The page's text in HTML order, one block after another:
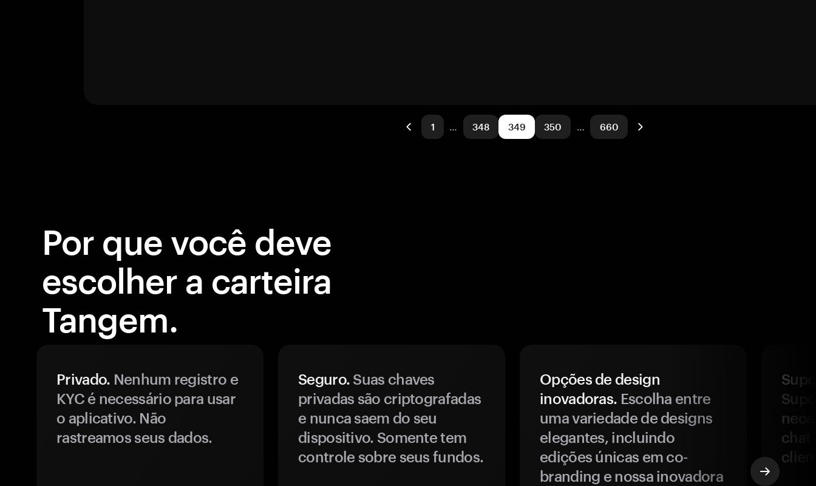
1 … 348 349 350 … 660
Por que você deve
escolher a carteira
Tangem.
Privado. Nenhum registro e
KYC é necessário para usar
o aplicativo. Não
rastreamos seus dados.
Seguro. Suas chaves
privadas são criptografadas
e nunca saem do seu
dispositivo. Somente tem
controle sobre seus fundos.
Opções de design
inovadoras. Escolha entre
uma variedade de designs
elegantes, incluindo
edições únicas em co-
branding e nossa inovadora
chat